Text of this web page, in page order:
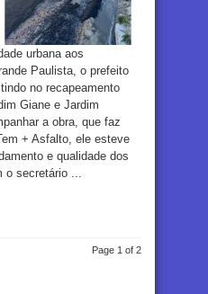
urbana aos
Paulista, o prefeito
no recapeamento
Giane e Jardim
a obra, que faz
+ Asfalto, ele esteve
e qualidade dos
o secretário ...
Page 1 of 2